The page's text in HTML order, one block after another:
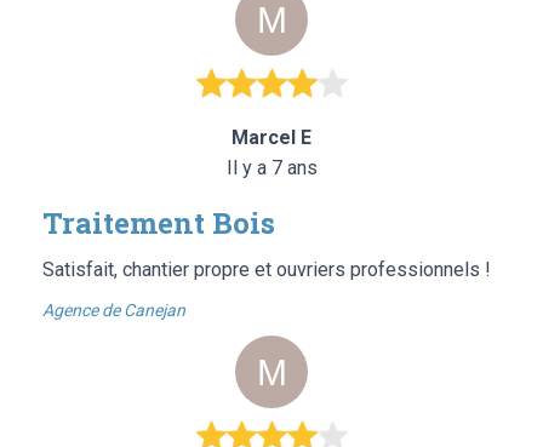
Marcel E
Il y a 7 ans
Traitement Bois
Satisfait, chantier propre et ouvriers professionnels !
Agence de Canejan